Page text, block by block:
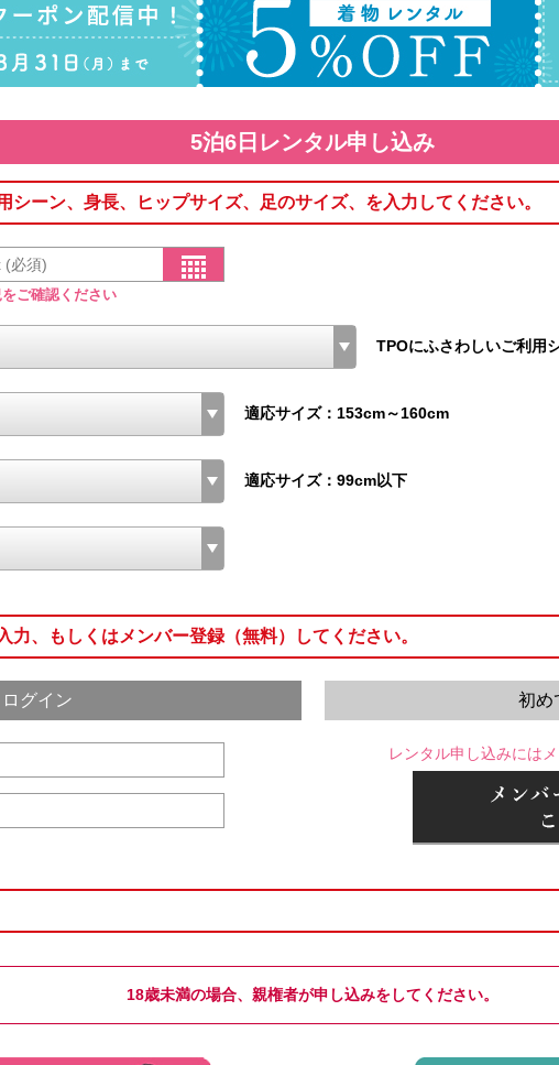
5泊6日レンタル申し込み
シーン、身長、ヒップサイズ、足のサイズ、を入力してください。
ご確認ください
TPOにふさわしいご利用
適応サイズ：153cm～160cm
適応サイズ：99cm以下
力、もしくはメンバー登録（無料）してください。
ログイン 初め
レンタル申し込みには
18歳未満の場合、親権者が申し込みをしてください。